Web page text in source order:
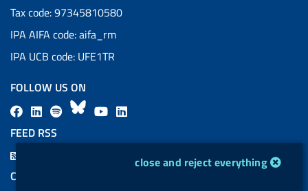
cookie management moduleclose and reject everything
Tax code: 97345810580
IPA AIFA code: aifa_rm
IPA UCB code: UFE1TR
FOLLOW US ON
F
a
c
L
i
n
b
B
u
Y
u n
FEED RSS
COOKIES